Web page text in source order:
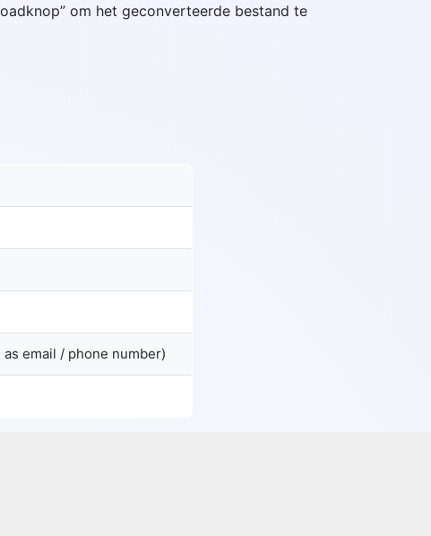
om het geconverteerde bestand te
email / phone number)